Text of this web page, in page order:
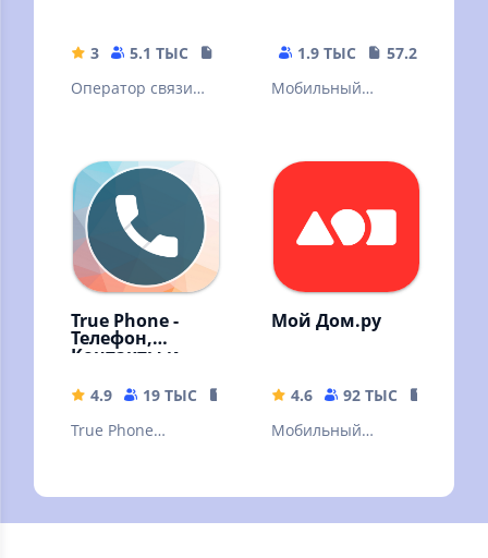
3 5.1 ТЫС
Оператор связи
1.9 ТЫС
57.29 MB
Мобильный
True Phone -
Телефон,
Контакты и
4.9 19 ТЫС
12.14 MB
True Phone
заменить
стандартный
Мой Дом.ру
4.6 92 ТЫС
Мобильный
услугами Дом.ру